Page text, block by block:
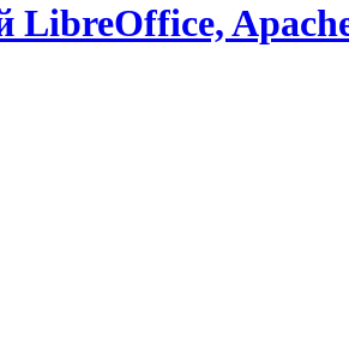
LibreOffice,